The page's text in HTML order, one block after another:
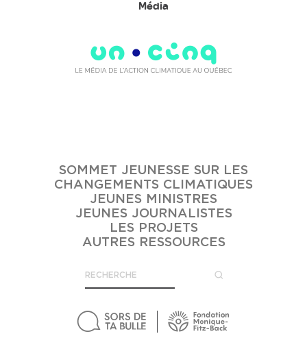
Média
SOMMET JEUNESSE SUR LES
CHANGEMENTS CLIMATIQUES
JEUNES MINISTRES
JEUNES JOURNALISTES
LES PROJETS
AUTRES RESSOURCES